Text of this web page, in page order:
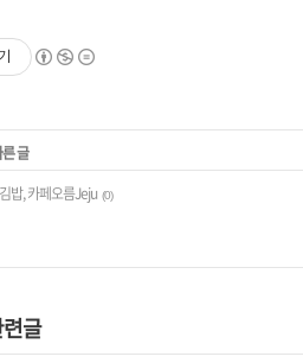
글
밥, 카페오름Jeju (0)
글